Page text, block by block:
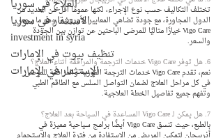
العلاج في سوريا
الاستثمار في سوريا
investment in syria
تنظيف بيوت في الإمارات
الإستثمار في الإمارات
تختلف التكاليف حسب نوع الإجراء، لكنها عمومًا أقل من العديد من
الدول المجاورة، مع جودة تضاهي المعايير الأوروبية، وهو ما يجعل
Vigo Care خيارًا مثاليًا للمرضى الباحثين عن توازن بين الجودة
والسعر.
6. هل توفر Vigo Care خدمات الترجمة والمرافقة أثناء العلاج؟
نعم، تقدم Vigo Care خدمات الترجمة الفورية والمرافقة للمرضى
في كل مراحل العلاج لضمان التواصل السلس مع الطاقم الطبي
وتفهم جميع تفاصيل الخطة العلاجية.
7. هل يمكن لـ Vigo Care المساعدة في السياحة بعد العلاج؟
بالطبع، حيث تنسق Vigo Care أيضًا برامج سياحية مميزة في